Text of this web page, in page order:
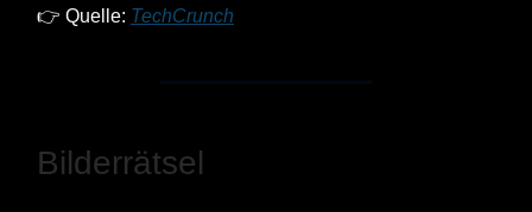
👉 Quelle: TechCrunch
Bilderrätsel